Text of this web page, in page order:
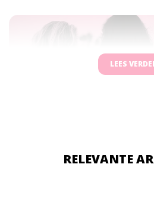
LEES
RELEVANTE